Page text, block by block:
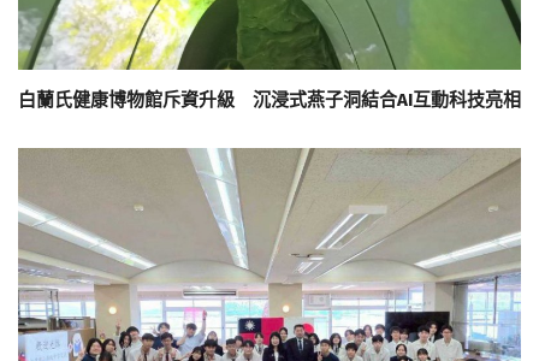
白蘭氏健康博物館斥資升級 沉浸式燕子洞結合AI互動科技亮相